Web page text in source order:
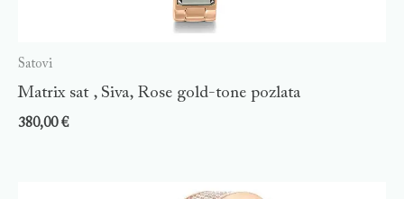
Satovi
Matrix sat , Siva, Rose gold-tone pozlata
380,00€